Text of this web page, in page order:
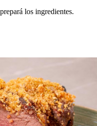
los ingredientes.